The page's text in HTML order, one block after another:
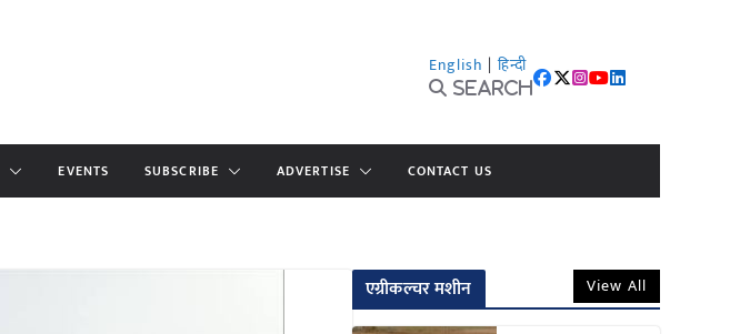
English | हिन्दी
Search
EVENTS SUBSCRIBE ADVERTISE CONTACT US
एग्रीकल्चर मशीन View All